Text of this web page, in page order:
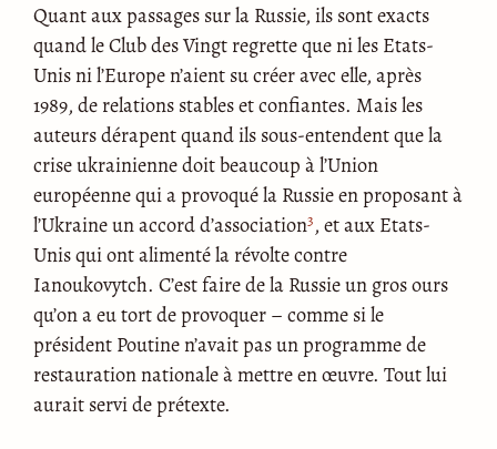
Quant aux passages sur la Russie, ils sont exacts
quand le Club des Vingt regrette que ni les Etats-
Unis ni l’Europe n’aient su créer avec elle, après
1989, de relations stables et confiantes. Mais les
auteurs dérapent quand ils sous-entendent que la
crise ukrainienne doit beaucoup à l’Union
européenne qui a provoqué la Russie en proposant à
l’Ukraine un accord d’association3, et aux Etats-
Unis qui ont alimenté la révolte contre
Ianoukovytch. C’est faire de la Russie un gros ours
qu’on a eu tort de provoquer – comme si le
président Poutine n’avait pas un programme de
restauration nationale à mettre en œuvre. Tout lui
aurait servi de prétexte.